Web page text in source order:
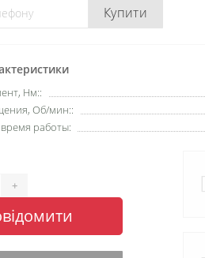
Купити
Нм::
Об/мин::
работы:
+